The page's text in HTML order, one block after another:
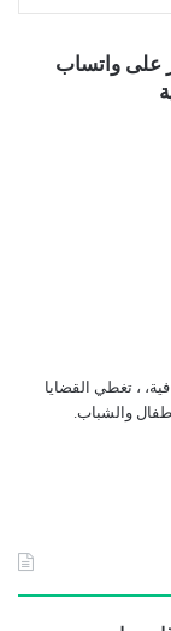
على واتساب
، تغطي القضايا
والشباب.